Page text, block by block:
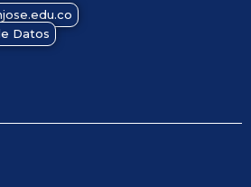
Datos